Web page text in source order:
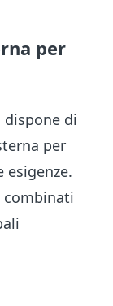
per
dispone di
per
combinati